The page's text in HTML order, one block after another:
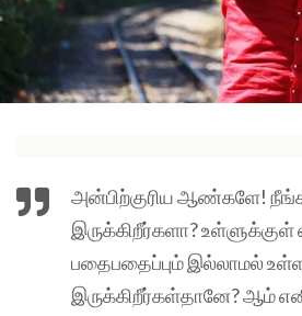
அன்பிற்குரிய ஆண்களே!
இருக்கிறீர்களா? உள்ளுக்குள்
பதைபதைப்பும் இல்லாமல்
இருக்கிறீர்கள்தானே? ஆம்